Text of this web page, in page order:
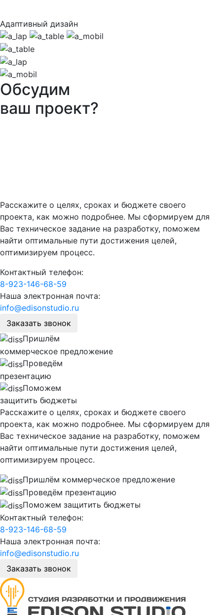
Адаптивный дизайн
Обсудим
ваш проект?
Расскажите о целях, сроках и бюджете своего
проекта, как можно подробнее. Мы сформируем для
Вас техническое задание на разработку, поможем
найти оптимальные пути достижения целей,
оптимизируем процесс.
Контактный телефон:
8-923-146-68-59
Наша электронная почта:
info@edisonstudio.ru
Заказать звонок
Пришлём
коммерческое предложение
Проведём
презентацию
Поможем
защитить бюджеты
Расскажите о целях, сроках и бюджете своего
проекта, как можно подробнее. Мы сформируем для
Вас техническое задание на разработку, поможем
найти оптимальные пути достижения целей,
оптимизируем процесс.
Пришлём коммерческое предложение
Проведём презентацию
Поможем защитить бюджеты
Контактный телефон:
8-923-146-68-59
Наша электронная почта:
info@edisonstudio.ru
Заказать звонок